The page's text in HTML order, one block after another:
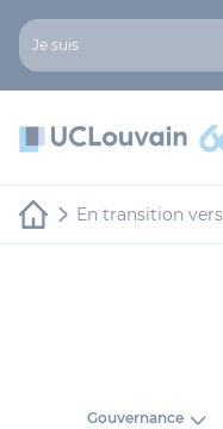
Panneau de gestion
Je suis
En transition
Gouvernance